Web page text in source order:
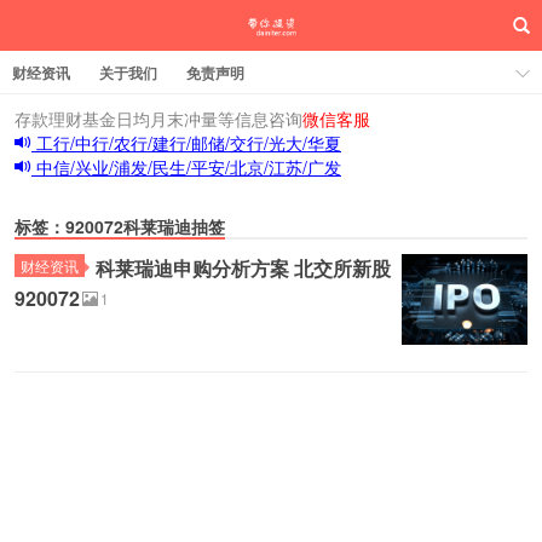
财经资讯 关于我们 免责声明
存款理财基金日均月末冲量等信息咨询微信客服
工行/中行/农行/建行/邮储/交行/光大/华夏
中信/兴业/浦发/民生/平安/北京/江苏/广发
标签：920072科莱瑞迪抽签
财经资讯
科莱瑞迪申购分析方案 北交所新股
920072
1